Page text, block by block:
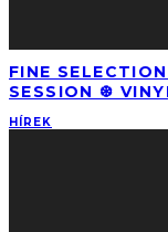
FINE
SESSION ❆
HÍREK